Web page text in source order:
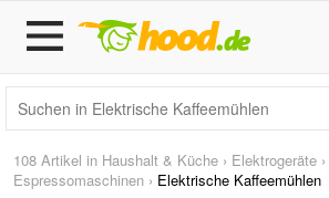
108 Artikel in Haushalt & Küche › Elektrogeräte ›
Espressomaschinen › Elektrische Kaffeemühlen